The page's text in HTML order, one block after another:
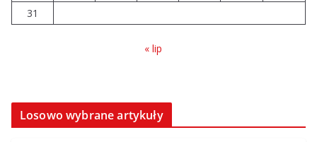
31
« lip
Losowo wybrane artykuły